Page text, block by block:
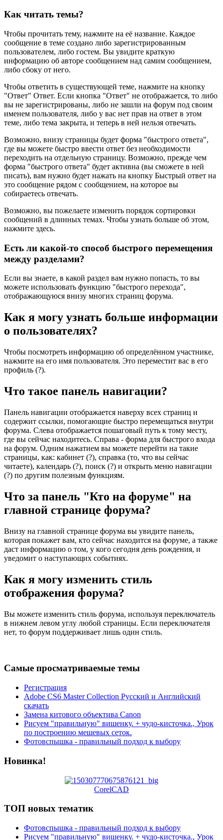
Как читать темы?
Чтобы прочитать тему, нажмите на её название. Каждое
сообщение в теме создано либо зарегистрированным
пользователем, либо гостем. Вы увидите краткую
информацию об авторе сообщением над самим сообщением,
либо сбоку от него.
Чтобы ответить в существующей теме, нажмите на кнопку
"Ответ" Ответ. Если кнопка "Ответ" не отображается, то либо
вы не зарегистрированы, либо не зашли на форум под своим
именем пользователя, либо у вас нет прав на ответ в этом
теме, либо тема закрыта, и теперь в ней нельзя отвечать.
Возможно, внизу страницы будет форма "быстрого ответа",
где вы можете быстро ввести ответ без необходимости
переходить на отдельную страницу. Возможно, прежде чем
форма "быстрого ответа" будет активна (вы сможете в ней
писать), вам нужно будет нажать на кнопку Быстрый ответ на
это сообщение рядом с сообщением, на которое вы
собираетесь отвечать.
Возможно, вы пожелаете изменить порядок сортировки
сообщений в длинных темах. Чтобы узнать больше об этом,
нажмите здесь.
Есть ли какой-то способ быстрого перемещения
между разделами?
Если вы знаете, в какой раздел вам нужно попасть, то вы
можете использовать функцию "быстрого перехода",
отображающуюся внизу многих страниц форума.
Как я могу узнать больше информации
о пользователях?
Чтобы посмотреть информацию об определённом участнике,
нажмите на его имя пользователя. Это переместит вас в его
профиль (?).
Что такое панель навигации?
Панель навигации отображается наверху всех страниц и
содержит ссылки, помогающие быстро перемещаться внутри
форума. Слева отображается пошаговый путь к тому месту,
где вы сейчас находитесь. Справа - форма для быстрого входа
на форум. Одним нажатием вы можете перейти на такие
страницы, как: кабинет (?), справка (то, что вы сейчас
читаете), календарь (?), поиск (?) и открыть меню навигации
(?) по другим полезным функциям.
Что за панель "Кто на форуме" на
главной странице форума?
Внизу на главной странице форума вы увидите панель,
которая покажет вам, кто сейчас находится на форуме, а также
даст информацию о том, у кого сегодня день рождения, и
уведомит о наступающих событиях.
Как я могу изменить стиль
отображения форума?
Вы можете изменить стиль форума, используя переключатель
в нижнем левом углу любой страницы. Если переключателя
нет, то форум поддерживает лишь один стиль.
Самые просматриваемые темы
Регистрация
Adobe CS6 Master Collection Русский и Английский
скачать
Замена китового объектива Canon
Рисуем "правильную" вишенку. + чудо-кисточка., Урок
по построению мешевых сеток.
Фотовспышка - правильный подход к выбору
Новинка!
CorelCAD
ТОП новых тематик
Фотовспышка - правильный подход к выбору
Рисуем "правильную" вишенку. + чудо-кисточка., Урок